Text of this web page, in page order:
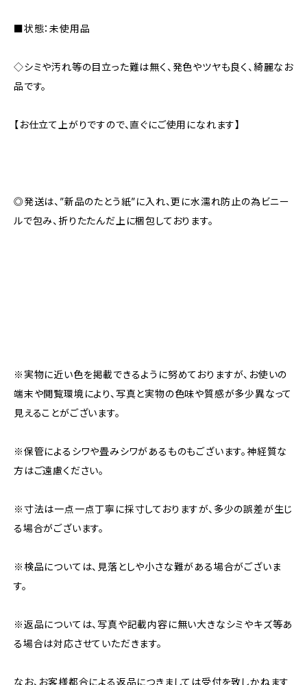
■状態：未使用品
◇シミや汚れ等の目立った難は無く、発色やツヤも良く、綺麗なお
品です。
【お仕立て上がりですので、直ぐにご使用になれます】
◎発送は、”新品のたとう紙”に入れ、更に水濡れ防止の為ビニー
ルで包み、折りたたんだ上に梱包しております。
※実物に近い色を掲載できるように努めておりますが、お使いの
端末や閲覧環境により、写真と実物の色味や質感が多少異なって
見えることがございます。
※保管によるシワや畳みシワがあるものもございます。神経質な
方はご遠慮ください。
※寸法は一点一点丁寧に採寸しておりますが、多少の誤差が生じ
る場合がございます。
※検品については、見落としや小さな難がある場合がございま
す。
※返品については、写真や記載内容に無い大きなシミやキズ等あ
る場合は対応させていただきます。
なお、お客様都合による返品につきましては受付を致しかねます